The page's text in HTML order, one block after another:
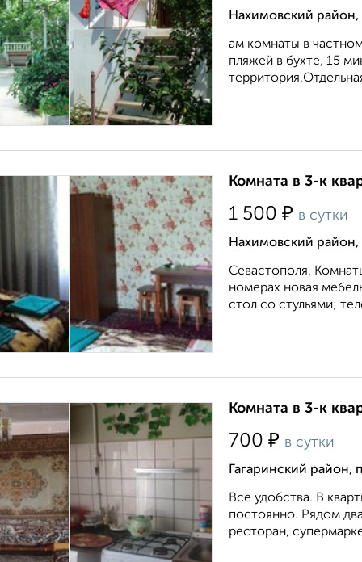
Нахимовский
ам комнаты в
пляжей в бухте, 15
Комната в 3-к
1 500 ₽ в сутки
Нахимовский район,
Севастополя.
номерах новая
стол со стульями;
Комната в 3-к
700 ₽ в сутки
Гагаринский район,
Все удобства. В
постоянно. Рядом
ресторан,